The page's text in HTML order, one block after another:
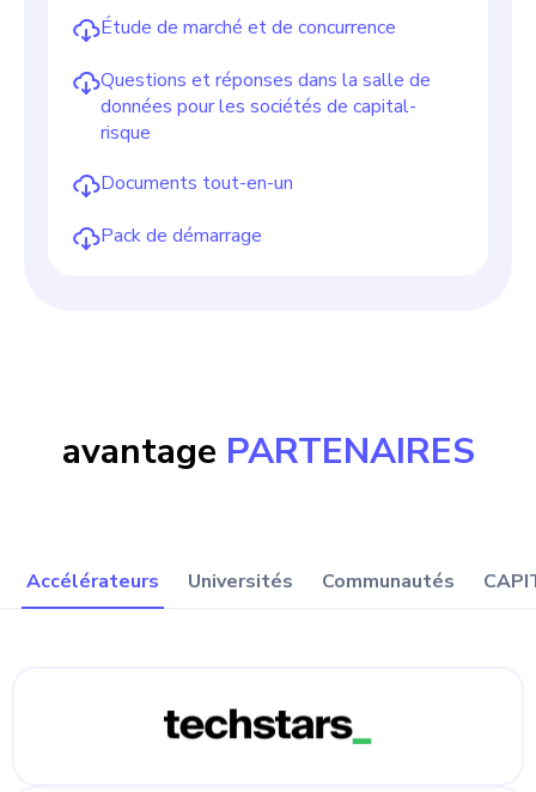
Étude de marché et de concurrence
Questions et réponses dans la salle de
données pour les sociétés de capital-
risque
Documents tout-en-un
Pack de démarrage
avantage PARTENAIRES
Accélérateurs Universités Communautés